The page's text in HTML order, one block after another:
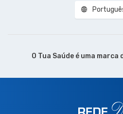
O Tua Saúde é uma marca